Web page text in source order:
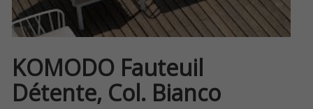
KOMODO Fauteuil
Détente, Col. Bianco